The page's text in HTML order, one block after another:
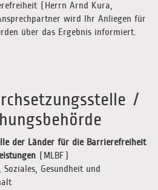
(Herrn Arnd Kura,
wird Ihr Anliegen für
über das Ergebnis informiert.
/
der Länder für die Barrierefreiheit
(MLBF)
Gesundheit und